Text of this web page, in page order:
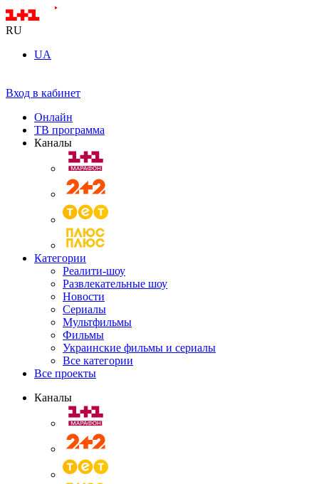
RU
UA
Вход в кабинет
Онлайн
ТВ программа
Каналы
Категории
Реалити-шоу
Развлекательные шоу
Новости
Сериалы
Мультфильмы
Фильмы
Украинские фильмы и сериалы
Все категории
Все проекты
Каналы